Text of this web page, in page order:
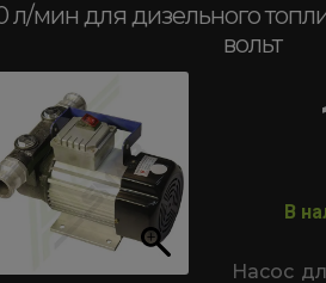
л/мин для дизельного
вольт
В
Насос